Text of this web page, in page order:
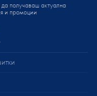
получаваш актуална
и промоции